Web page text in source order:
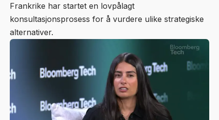
Frankrike har startet en lovpålagt
konsultasjonsprosess for å vurdere ulike strategiske
alternativer.